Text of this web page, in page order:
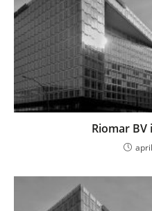
Riomar